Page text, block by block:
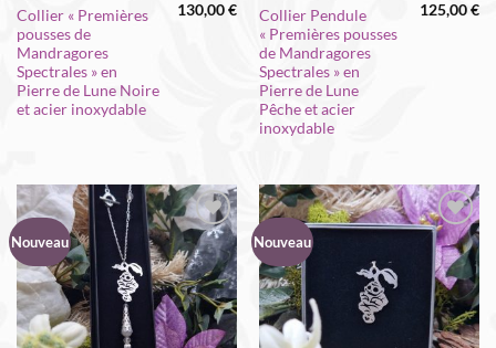
Collier « Premières
pousses de
Mandragores
Spectrales » en
Pierre de Lune Noire
et acier inoxydable
130,00€
Collier Pendule
« Premières pousses
de Mandragores
Spectrales » en
Pierre de Lune
Pêche et acier
inoxydable
125,00€
Nouveau Nouveau